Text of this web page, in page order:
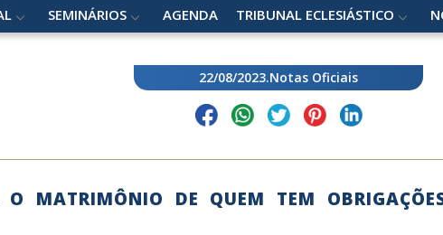
SEMINÁRIOS AGENDA TRIBUNAL ECLESIÁSTICO
22/08/2023.Notas Oficiais
O MATRIMÔNIO DE QUEM TEM